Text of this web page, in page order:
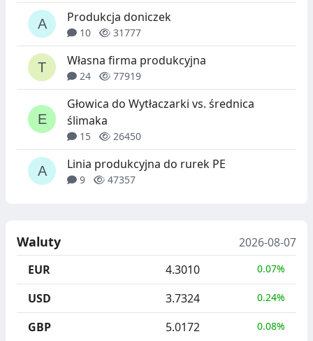
Produkcja doniczek
10 31777
Własna firma produkcyjna
24 77919
Głowica do Wytłaczarki vs. średnica
ślimaka
15 26450
Linia produkcyjna do rurek PE
9 47357
Waluty
2026-08-07
EUR
4.3010 0.07%
USD 3.7324 0.24%
GBP 5.0172 0.08%